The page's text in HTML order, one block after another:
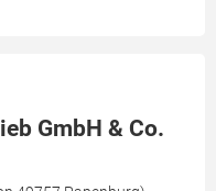
GmbH & Co.